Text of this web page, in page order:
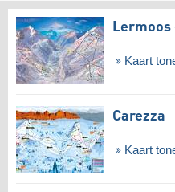
Kaart
Carezza
Kaart